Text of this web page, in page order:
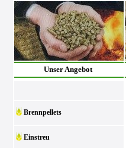
Unser Angebot
Brennpellets
Einstreu